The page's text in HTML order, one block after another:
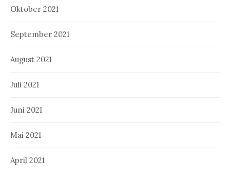
Oktober 2021
September 2021
August 2021
Juli 2021
Juni 2021
Mai 2021
April 2021